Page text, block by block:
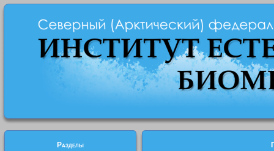
Разделы